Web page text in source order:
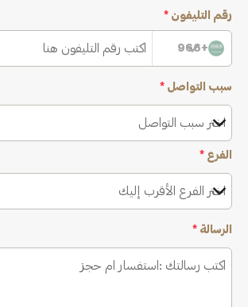
رقم التليفون *
+966
سبب التواصل *
اختر سبب التواصل
الفرع *
اختر الفرع الأقرب إليك
الرسالة *